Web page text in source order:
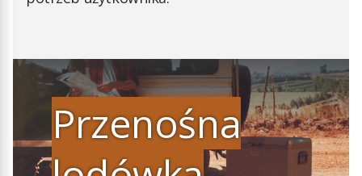
Przenośna